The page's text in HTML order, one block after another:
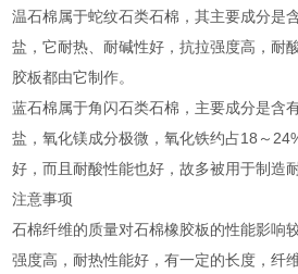
温石棉属于蛇纹石类石棉，其主要成分是
盐，它耐热、耐碱性好，抗拉强度高，耐
胶板都由它制作。
蓝石棉属于角闪石类石棉，主要成分是含
盐，氧化镁成分极微，氧化铁约占18～
好，而且耐酸性能也好，故多被用于制造
注意事项
石棉纤维的质量对石棉橡胶板的性能影响
强度高，耐热性能好，有一定的长度，纤